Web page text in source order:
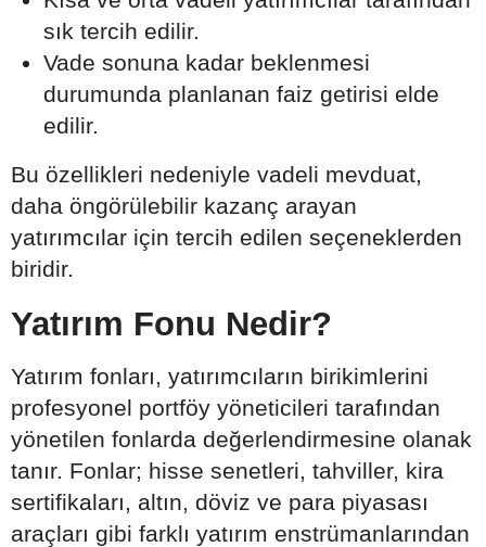
sık tercih edilir.
Vade sonuna kadar beklenmesi
durumunda planlanan faiz getirisi elde
edilir.
Bu özellikleri nedeniyle vadeli mevduat,
daha öngörülebilir kazanç arayan
yatırımcılar için tercih edilen seçeneklerden
biridir.
Yatırım Fonu Nedir?
Yatırım fonları, yatırımcıların birikimlerini
profesyonel portföy yöneticileri tarafından
yönetilen fonlarda değerlendirmesine olanak
tanır. Fonlar; hisse senetleri, tahviller, kira
sertifikaları, altın, döviz ve para piyasası
araçları gibi farklı yatırım enstrümanlarından